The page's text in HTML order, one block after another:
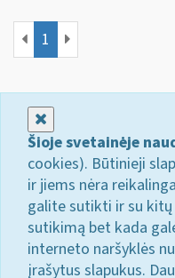
1
Šioje svetainėje
cookies). Būtinieji
ir jiems nėra
galite sutikti ir su kitų
sutikimą bet kada
interneto naršyklės
įrašytus slapukus.